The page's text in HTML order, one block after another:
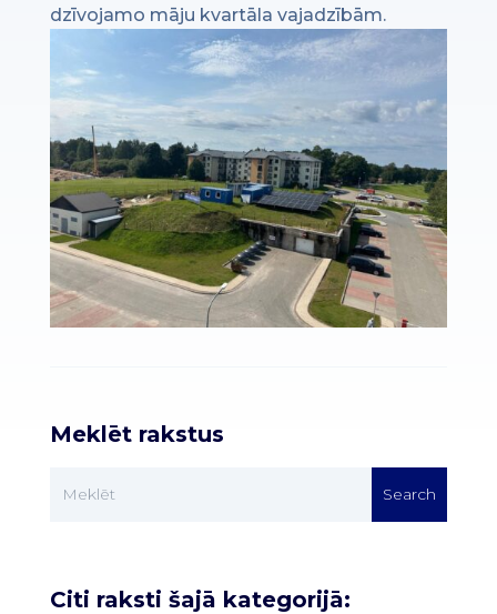
dzīvojamo māju kvartāla vajadzībām.
Meklēt rakstus
Citi raksti šajā kategorijā: